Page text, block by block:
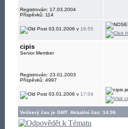
Registrován: 17.03.2004
Příspěvků: 114
03.01.2006 v 16:55
cipis
Senior Member
Registrován: 23.01.2003
Příspěvků: 4997
03.01.2006 v 17:04
Veškerý čas je GMT. Aktuální čas: 14:36.